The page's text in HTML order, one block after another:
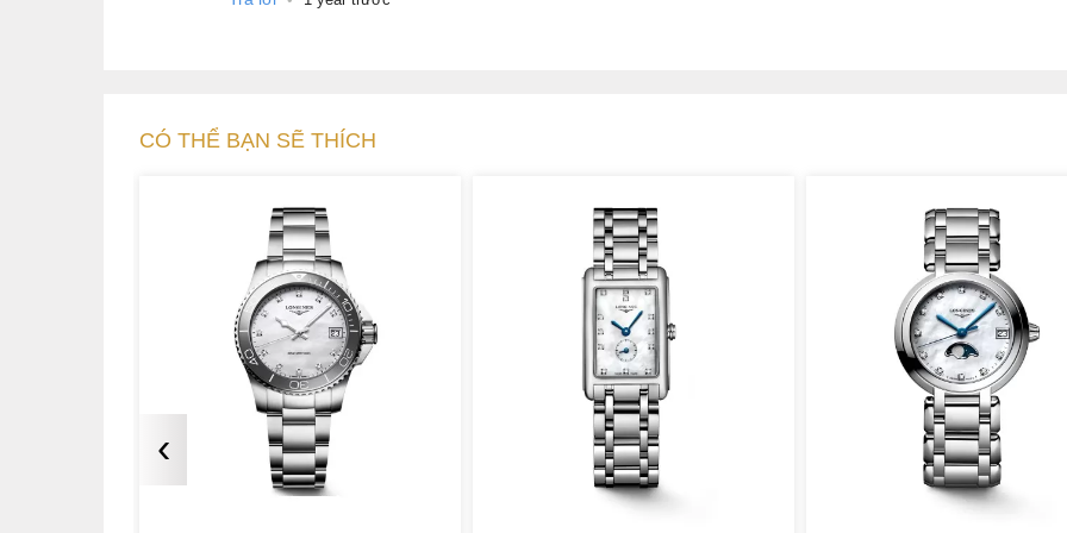
Bộ kim hình kiếm màu vàng hoàn thiện thanh mảnh với các mốc giờ la mã sơn đen nổi bật, đạm nét cổ điển
Để tôn lên tinh thần thanh lịch vượt thời gian của bộ sưu tập, Longines Lyre L4.259.2.11.7 được thu nhỏ với
bộ vỏ có đường kính chỉ 25mm, rất nhỏ gọn, tiện lợi và tôn da khi các quý cô đeo lên tay. Bên cạnh đó,
đồng hồ còn được trang bị khả năng chống nước đạt mức 3ATM (tương đương 30 mét nước) hỗ trợ các
CÓ THỂ BẠN SẼ THÍCH
‹